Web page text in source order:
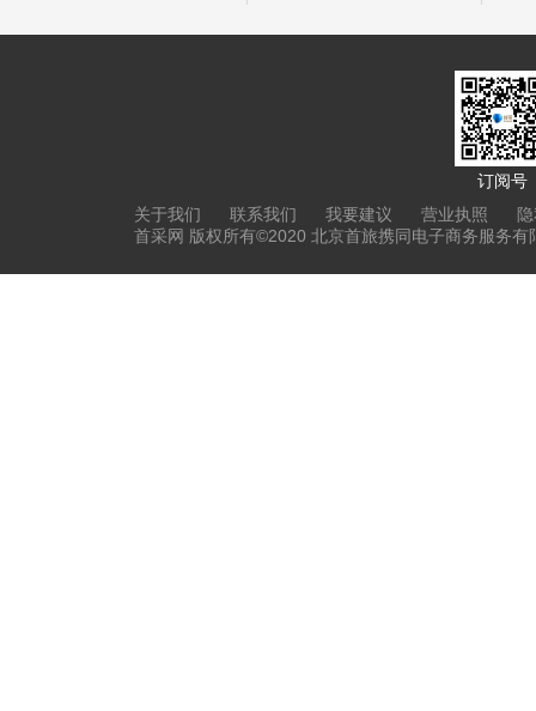
订阅号
关于我们
联系我们 我要建议 营业执照
首采网 版权所有©2020 北京首旅携同电子商务服务有